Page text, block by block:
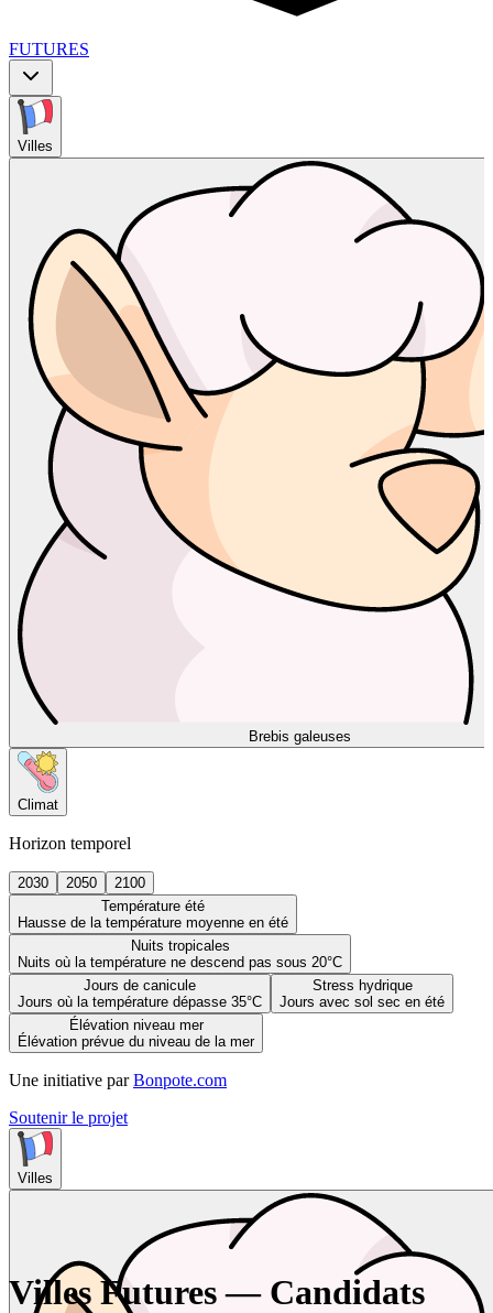
FUTURES
Villes
Brebis galeuses
Climat
Horizon temporel
2030 2050
2100
Température été
Hausse de la température moyenne en été
Nuits tropicales
Nuits où la température ne descend pas sous 20°C
Jours de canicule
Jours où la température dépasse 35°C
Stress hydrique
Jours avec sol sec en été
Élévation niveau mer
Élévation prévue du niveau de la mer
Une initiative par Bonpote.com
Soutenir le projet
Villes
Villes Futures — Candidats